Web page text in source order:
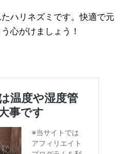
ハリネズミです。快適で元
心がけましょう！